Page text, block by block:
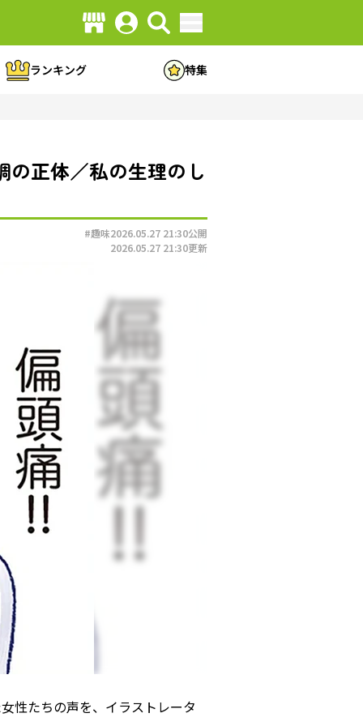
ランキング 特集
正体／私の生理のし
#趣味2026.05.27 21:30公開
2026.05.27 21:30更新
性たちの声を、イラストレータ